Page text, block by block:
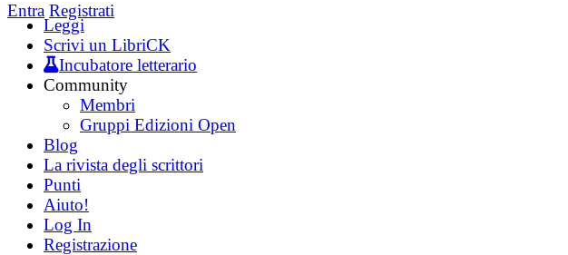
Entra Registrati
Leggi
Scrivi un LibriCK
Incubatore letterario
Community
Membri
Gruppi Edizioni Open
Blog
La rivista degli scrittori
Punti
Aiuto!
Log In
Registrazione